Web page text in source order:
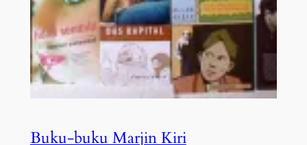
Buku-buku Marjin Kiri